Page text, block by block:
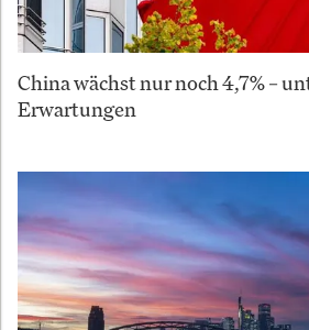
China wächst nur noch 4,7% –
Erwartungen